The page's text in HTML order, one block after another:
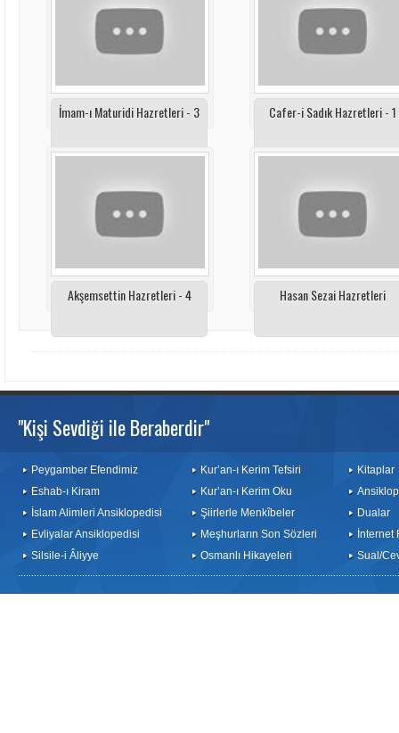
İmam-ı Maturidi Hazretleri - 3 Cafer-i Sadık Hazretleri - 1
Akşemsettin Hazretleri - 4 Hasan Sezai Hazretleri
"Kişi Sevdiği ile Beraberdir"
Peygamber Efendimiz
Eshab-ı Kiram
İslam Alimleri Ansiklopedisi
Evliyalar Ansiklopedisi
Silsile-i Âliyye
Kur’an-ı Kerim Tefsiri
Kur’an-ı Kerim Oku
Şiirlerle Menkîbeler
Meşhurların Son Sözleri
Osmanlı Hikayeleri
Kitaplar
Dualar
İnternet
Sual/